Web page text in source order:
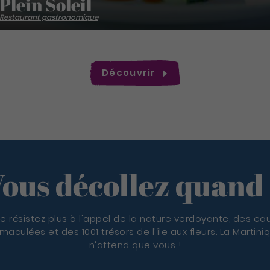
Restaurant gastronomique
Découvrir
décollez quand
résistez plus à l'appel de la nature verdoyante, des
et des 1001 trésors de l'île aux fleurs. La
n'attend que vous !